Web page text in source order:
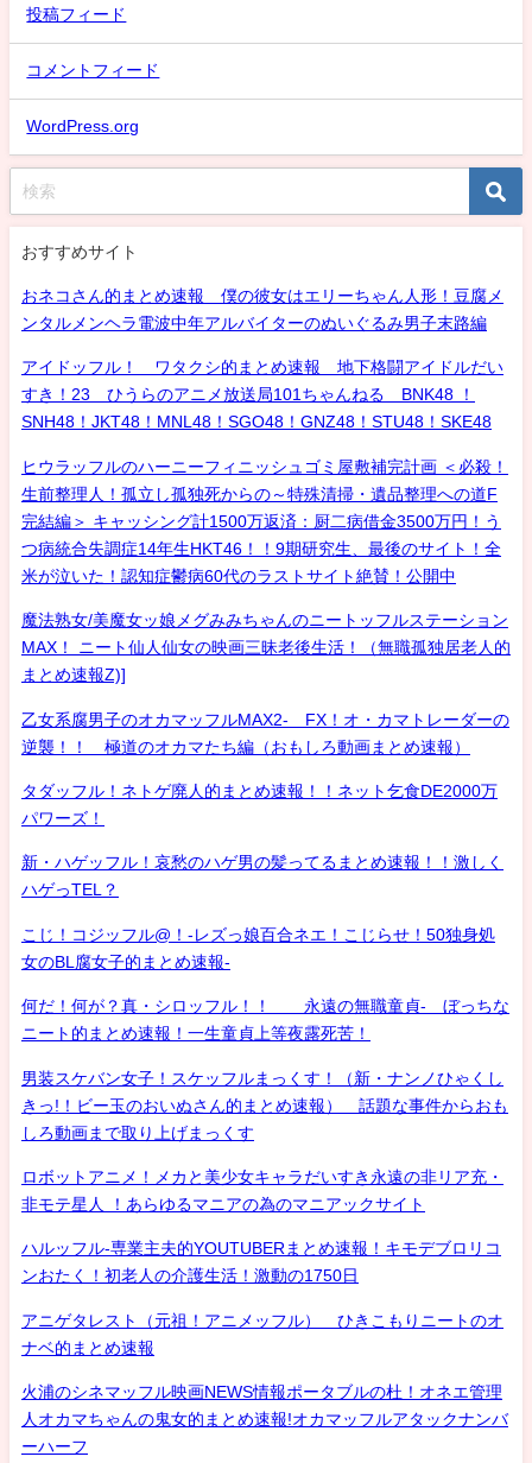
投稿フィード
コメントフィード
WordPress.org
おすすめサイト
おネコさん的まとめ速報 僕の彼女はエリーちゃん人形！豆腐メ
ンタルメンヘラ電波中年アルバイターのぬいぐるみ男子末路編
アイドッフル！ ワタクシ的まとめ速報 地下格闘アイドルだい
すき！23 ひうらのアニメ放送局101ちゃんねる BNK48 ！
SNH48！JKT48！MNL48！SGO48！GNZ48！STU48！SKE48
ヒウラッフルのハーニーフィニッシュゴミ屋敷補完計画 ＜必殺！
生前整理人！孤立し孤独死からの～特殊清掃・遺品整理への道F
完結編＞ キャッシング計1500万返済：厨二病借金3500万円！う
つ病統合失調症14年生HKT46！！9期研究生、最後のサイト！全
米が泣いた！認知症鬱病60代のラストサイト絶賛！公開中
魔法熟女/美魔女ッ娘メグみみちゃんのニートッフルステーション
MAX！ ニート仙人仙女の映画三昧老後生活！（無職孤独居老人的
まとめ速報Z)]
乙女系腐男子のオカマッフルMAX2- FX！オ・カマトレーダーの
逆襲！！ 極道のオカマたち編（おもしろ動画まとめ速報）
タダッフル！ネトゲ廃人的まとめ速報！！ネット乞食DE2000万
パワーズ！
新・ハゲッフル！哀愁のハゲ男の髪ってるまとめ速報！！激しく
ハゲっTEL？
こじ！コジッフル@！-レズっ娘百合ネエ！こじらせ！50独身処
女のBL腐女子的まとめ速報-
何だ！何が？真・シロッフル！！ 永遠の無職童貞- ぼっちな
ニート的まとめ速報！一生童貞上等夜露死苦！
男装スケバン女子！スケッフルまっくす！（新・ナンノひゃくし
きっ!！ビー玉のおいぬさん的まとめ速報） 話題な事件からおも
しろ動画まで取り上げまっくす
ロボットアニメ！メカと美少女キャラだいすき永遠の非リア充・
非モテ星人 ！あらゆるマニアの為のマニアックサイト
ハルッフル-専業主夫的YOUTUBERまとめ速報！キモデブロリコ
ンおたく！初老人の介護生活！激動の1750日
アニゲタレスト（元祖！アニメッフル） ひきこもりニートのオ
ナベ的まとめ速報
火浦のシネマッフル映画NEWS情報ポータブルの杜！オネエ管理
人オカマちゃんの鬼女的まとめ速報!オカマッフルアタックナンバ
ーハーフ